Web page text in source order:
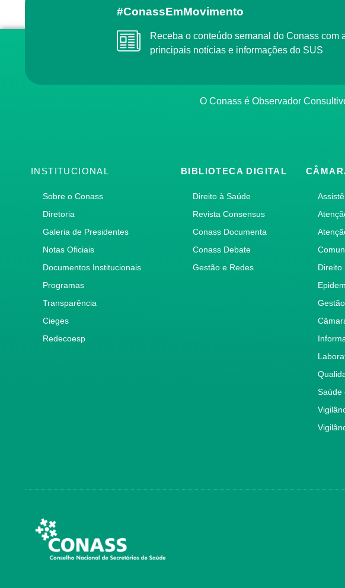
#ConassEmMovimento
Receba o conteúdo semanal do Conass com as
principais notícias e informações do SUS
O Conass é Observador
INSTITUCIONAL
Sobre o Conass
Diretoria
Galeria de Presidentes
Notas Oficiais
Documentos Institucionais
Programas
Transparência
Cieges
Redecoesp
BIBLIOTECA DIGITAL
Direito à Saúde
Revista Consensus
Conass Documenta
Conass Debate
Gestão e Redes
Direito
Saúde